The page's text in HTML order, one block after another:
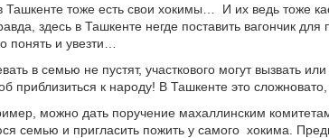
Ташкенте тоже есть свои хокимы… И их ведь тоже
здесь в Ташкенте негде поставить вагончик для
понять и увезти…
в семью не пустят, участкового могут вызвать
приблизиться к народу! В Ташкенте это
можно дать поручение махаллинским
семью и пригласить пожить у самого хокима.